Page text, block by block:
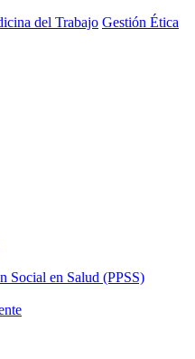
del Trabajo Gestión Ética
Social en Salud (PPSS)